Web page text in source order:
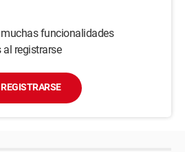
funcionalidades
registrarse
REGISTRARSE